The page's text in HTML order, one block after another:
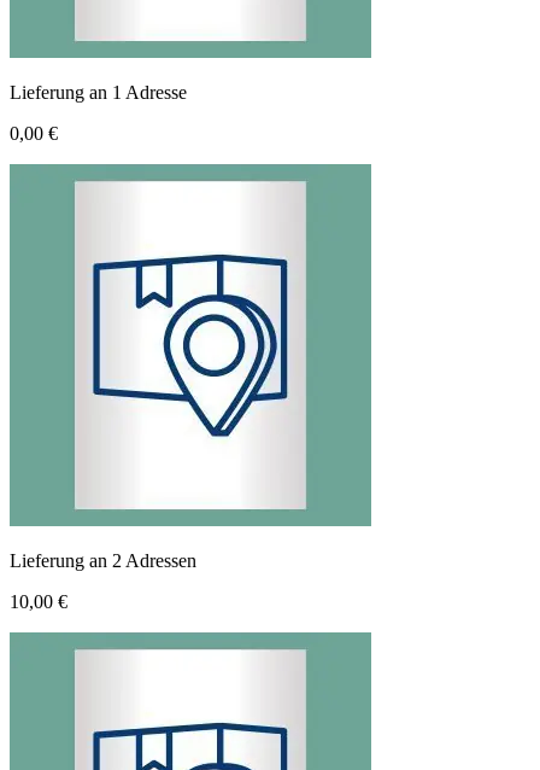
Lieferung an 1 Adresse
0,00 €
Lieferung an 2 Adressen
10,00 €